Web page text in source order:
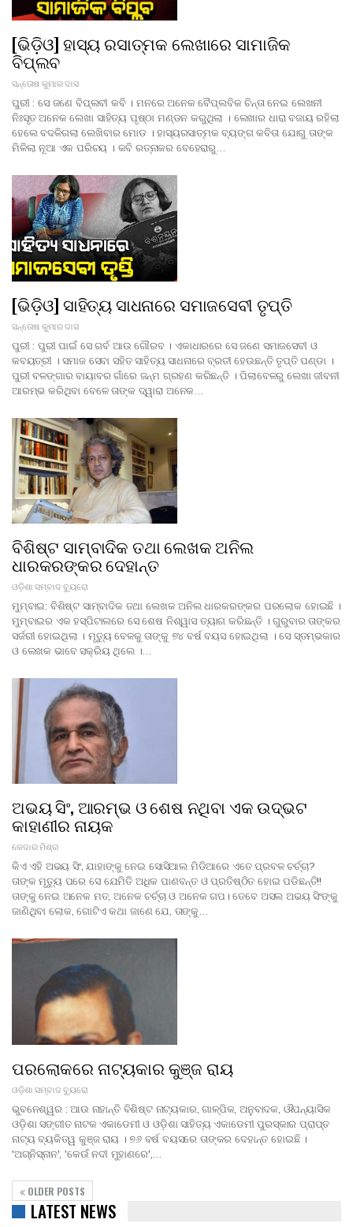
[ଭିଡ଼ିଓ] ହାସ୍ୟ ରସାତ୍ମକ ଲେଖାରେ ସାମାଜିକ
ବିପ୍ଲବ
ସନ୍ତୋଷ କୁମାର ଦାସ
ପୁରୀ : ସେ ଜଣେ ବିପ୍ଲବୀ କବି । ମନରେ ଅନେକ ବୈପ୍ଲବିକ ଚିନ୍ତା ନେଇ ଲେଖନୀ
ନିଃସୃତ ଅନେକ ଲେଖା ସାହିତ୍ୟ ପୃଷ୍ଠା ମଣ୍ଡନ କରୁଥିଲା । ଲେଖାର ଧାରା ବଜାୟ ରହିଲା
ହେଲେ ବଦଳିଗଲା ଲେଖିବାର ମୋଡ । ହାସ୍ୟରସାତ୍ମକ ବ୍ୟଙ୍ଗ କବିତା ଯୋଗୁ ତାଙ୍କ
ମିଳିଲା ନୂଆ ଏକ ପରିଚୟ । କବି ରତ୍ନାକର ବେହେରାରୁ…
[ଭିଡ଼ିଓ] ସାହିତ୍ୟ ସାଧନାରେ ସମାଜସେବୀ ତୃପ୍ତି
ସନ୍ତୋଷ କୁମାର ଦାସ
ପୁରୀ : ପୁରୀ ପାଇଁ ସେ ଗର୍ବ ଆଉ ଗୌରବ । ଏକାଧାରରେ ସେ ଜଣେ ସମାଜସେବୀ ଓ
କବୟତ୍ରୀ । ସମାଜ ସେବା ସହିତ ସାହିତ୍ୟ ସାଧନାରେ ବ୍ରତୀ ହେଉଛନ୍ତି ତୃପ୍ତି ପଣ୍ଡା ।
ପୁରୀ ବଳଙ୍ଗାର ବାୟାବର ଗାଁରେ ଜନ୍ମ ଗ୍ରହଣ କରିଛନ୍ତି । ପିଲାବେଳରୁ ଲେଖା ଜୀବନୀ
ଆରମ୍ଭ କରିଥିବା ବେଳେ ତାଙ୍କ ଦ୍ୱାରା ଅନେକ…
ବିଶିଷ୍ଟ ସାମ୍ବାଦିକ ତଥା ଲେଖକ ଅନିଲ
ଧାରକରଙ୍କର ଦେହାନ୍ତ
ଓଡ଼ିଶା ସମ୍ବାଦ ବ୍ୟୁରୋ
ମୁମ୍ବାଇ: ବିଶିଷ୍ଟ ସାମ୍ବାଦିକ ତଥା ଲେଖକ ଅନିଲ ଧାରକରଙ୍କର ପରଲୋକ ହୋଇଛି ।
ମୁମ୍ବାଇର ଏକ ହସ୍ପିଟାଲରେ ସେ ଶେଷ ନିଶ୍ୱାସ ତ୍ୟାଗ କରିଛନ୍ତି । ଗୁରୁବାର ତାଙ୍କର
ସର୍ଜରୀ ହୋଇଥିଲା । ମୃତ୍ୟୁ ବେଳକୁ ତାଙ୍କୁ ୭୪ ବର୍ଷ ବୟସ ହୋଇଥିଲା । ସେ ସ୍ତମ୍ଭକାର
ଓ ଲେଖକ ଭାବେ ସକ୍ରିୟ ଥିଲେ ।…
ଅଭୟ ସିଂ, ଆରମ୍ଭ ଓ ଶେଷ ନଥିବା ଏକ ଉଦ୍ଭଟ
କାହାଣୀର ନାୟକ
କେଦାର ମିଶ୍ର
କିଏ ଏହି ଅଭୟ ସିଂ, ଯାହାଙ୍କୁ ନେଇ ସୋସିଆଲ ମିଡିଆରେ ଏତେ ପ୍ରବଳ ଚର୍ଚ୍ଚା?
ତାଙ୍କ ମୃତ୍ୟୁ ପରେ ସେ ଯେମିତି ଅଧିକ ପାଣବନ୍ତ ଓ ପ୍ରତିଷ୍ଠିତ ହୋଇ ପଡିଛନ୍ତି!!
ତାଙ୍କୁ ନେଇ ଅନେକ ମତ, ଅନେକ ଚର୍ଚ୍ଚା ଓ ଅନେକ ଗପ। ତେବେ ଅସଲ ଅଭୟ ସିଂଙ୍କୁ
ଜାଣିଥିବା ଲୋକ, ଗୋଟିଏ କଥା ଜାଣେ ଯେ, ତାଙ୍କୁ…
ପରଲୋକରେ ନାଟ୍ୟକାର କୁଞ୍ଜ ରାୟ
ଓଡ଼ିଶା ସମ୍ବାଦ ବ୍ୟୁରୋ
ଭୁବନେଶ୍ୱର : ଆଉ ନାହାନ୍ତି ବିଶିଷ୍ଟ ନାଟ୍ୟକାର, ଗାଳ୍ପିକ, ଅନୁବାଦକ, ଔପନ୍ୟାସିକ
ଓଡ଼ିଶା ସଙ୍ଗୀତ ନାଟକ ଏକାଡେମୀ ଓ ଓଡ଼ିଶା ସାହିତ୍ୟ ଏକାଡେମୀ ପୁରସ୍କାର ପ୍ରାପ୍ତ
ନାଟ୍ୟ ବ୍ୟକିତ୍ୱ କୁଞ୍ଜ ରାୟ । ୭୬ ବର୍ଷ ବୟସରେ ତାଙ୍କର ଦେହାନ୍ତ ହୋଇଛି ।
'ଅଗ୍ନିସ୍ନାନ', 'କେଉଁ ନଦୀ ମୁହାଣରେ',…
OLDER POSTS
LATEST NEWS